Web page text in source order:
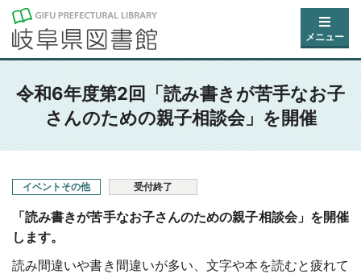
メニュー
令和6年度第2回「読み書きが苦手なお子
さんのための親子相談会」を開催
イベントその他 受付終了
「読み書きが苦手なお子さんのための親子相談会」を開催
します。
読み間違いや書き間違いが多い、文字や本を読むと疲れて